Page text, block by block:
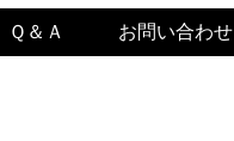
Ｑ＆Ａ お問い合わせ